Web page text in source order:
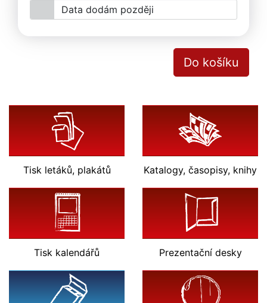
Data dodám později
Do košíku
Tisk letáků, plakátů Katalogy, časopisy, knihy
Tisk kalendářů Prezentačnídesky